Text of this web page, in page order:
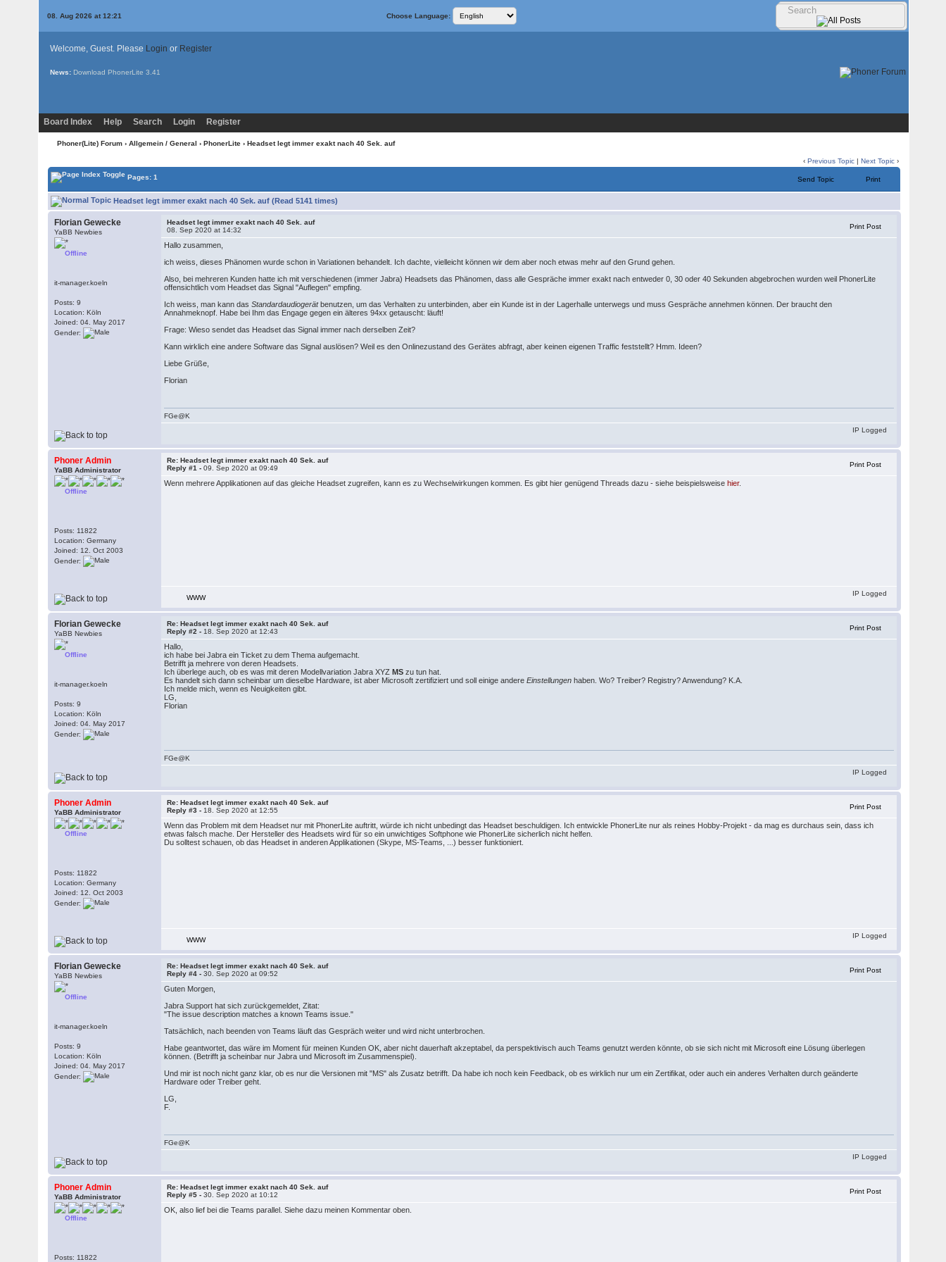
08. Aug 2026 at 12:21 Choose Language:
Welcome, Guest. Please Login or Register
News: Download PhonerLite 3.41
Board Index Help Search Login Register
Phoner(Lite) Forum › Allgemein / General › PhonerLite › Headset legt immer exakt nach 40 Sek. auf
‹Previous Topic |Next Topic ›
Pages: 1 Send Topic Print
Headset legt immer exakt nach 40 Sek. auf (Read 5141 times)
Florian Gewecke
YaBB Newbies
Offline
it-manager.koeln
Posts: 9
Location: Köln
Joined: 04. May 2017
Gender:
Headset legt immer exakt nach 40 Sek. auf
08. Sep 2020 at 14:32
Print Post
Hallo zusammen,
ich weiss, dieses Phänomen wurde schon in Variationen behandelt. Ich dachte, vielleicht können wir dem aber noch etwas mehr auf den Grund gehen.
Also, bei mehreren Kunden hatte ich mit verschiedenen (immer Jabra) Headsets das Phänomen, dass alle Gespräche immer exakt nach entweder 0, 30 oder 40 Sekunden abgebrochen wurden weil PhonerLite
offensichtlich vom Headset das Signal "Auflegen" empfing.
Ich weiss, man kann dasStandardaudiogerätbenutzen, um das Verhalten zu unterbinden, aber ein Kunde ist in der Lagerhalle unterwegs und muss Gespräche annehmen können. Der braucht den
Annahmeknopf. Habe bei Ihm das Engage gegen ein älteres 94xx getauscht: läuft!
Frage: Wieso sendet das Headset das Signal immer nach derselben Zeit?
Kann wirklich eine andere Software das Signal auslösen? Weil es den Onlinezustand des Gerätes abfragt, aber keinen eigenen Traffic feststellt? Hmm. Ideen?
Liebe Grüße,
Florian
FGe@K
IP Logged
Phoner Admin
YaBB Administrator
Offline
Posts: 11822
Location: Germany
Joined: 12. Oct 2003
Gender:
Re: Headset legt immer exakt nach 40 Sek. auf
Reply #1 -09. Sep 2020 at 09:49 Print Post
Wenn mehrere Applikationen auf das gleiche Headset zugreifen, kann es zu Wechselwirkungen kommen. Es gibt hier genügend Threads dazu - siehe beispielsweisehier.
WWW
IP Logged
Florian Gewecke
YaBB Newbies
Offline
it-manager.koeln
Posts: 9
Location: Köln
Joined: 04. May 2017
Gender:
Re: Headset legt immer exakt nach 40 Sek. auf
Reply #2 - 18. Sep 2020 at 12:43 Print Post
Hallo,
ich habe bei Jabra ein Ticket zu dem Thema aufgemacht.
Betrifft ja mehrere von deren Headsets.
Ich überlege auch, ob es was mit deren Modellvariation Jabra XYZMS zu tun hat.
Es handelt sich dann scheinbar um dieselbe Hardware, ist aber Microsoft zertifiziert und soll einige andereEinstellungenhaben. Wo? Treiber? Registry? Anwendung? K.A.
Ich melde mich, wenn es Neuigkeiten gibt.
LG,
Florian
FGe@K
IP Logged
Phoner Admin
YaBB Administrator
Offline
Posts: 11822
Location: Germany
Joined: 12. Oct 2003
Gender:
Re: Headset legt immer exakt nach 40 Sek. auf
Reply #3 - 18. Sep 2020 at 12:55 Print Post
Wenn das Problem mit dem Headset nur mit PhonerLite auftritt, würde ich nicht unbedingt das Headset beschuldigen. Ich entwickle PhonerLite nur als reines Hobby-Projekt - da mag es durchaus sein, dass ich
etwas falsch mache. Der Hersteller des Headsets wird für so ein unwichtiges Softphone wie PhonerLite sicherlich nicht helfen.
Du solltest schauen, ob das Headset in anderen Applikationen (Skype, MS-Teams, ...) besser funktioniert.
WWW
IP Logged
Florian Gewecke
YaBB Newbies
Offline
it-manager.koeln
Posts: 9
Location: Köln
Joined: 04. May 2017
Gender:
Re: Headset legt immer exakt nach 40 Sek. auf
Reply #4 -30. Sep 2020 at 09:52 Print Post
Guten Morgen,
Jabra Support hat sich zurückgemeldet, Zitat:
"The issue description matches a known Teams issue."
Tatsächlich, nach beenden von Teams läuft das Gespräch weiter und wird nicht unterbrochen.
Habe geantwortet, das wäre im Moment für meinen Kunden OK, aber nicht dauerhaft akzeptabel, da perspektivisch auch Teams genutzt werden könnte, ob sie sich nicht mit Microsoft eine Lösung überlegen
können. (Betrifft ja scheinbar nur Jabra und Microsoft im Zusammenspiel).
Und mir ist noch nicht ganz klar, ob es nur die Versionen mit "MS" als Zusatz betrifft. Da habe ich noch kein Feedback, ob es wirklich nur um ein Zertifikat, oder auch ein anderes Verhalten durch geänderte
Hardware oder Treiber geht.
LG,
F.
FGe@K
IP Logged
Phoner Admin
YaBB Administrator
Offline
Posts: 11822
Re: Headset legt immer exakt nach 40 Sek. auf
Reply #5 -30. Sep 2020 at 10:12 Print Post
OK, also lief bei die Teams parallel. Siehe dazu meinen Kommentar oben.